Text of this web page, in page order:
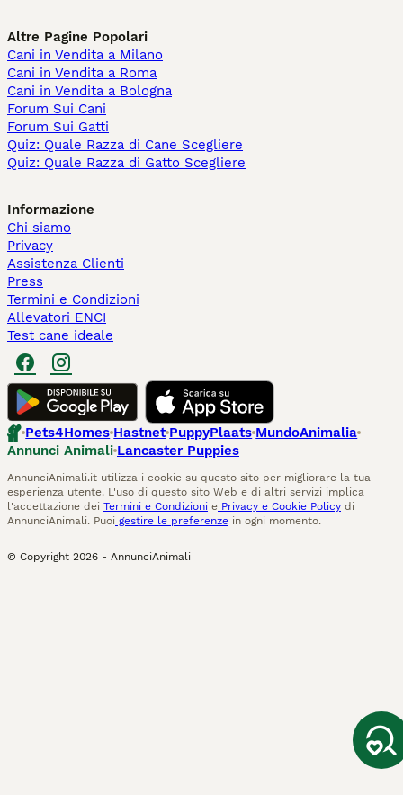
Altre Pagine Popolari
Cani in Vendita a Milano
Cani in Vendita a Roma
Cani in Vendita a Bologna
Forum Sui Cani
Forum Sui Gatti
Quiz: Quale Razza di Cane Scegliere
Quiz: Quale Razza di Gatto Scegliere
Informazione
Chi siamo
Privacy
Assistenza Clienti
Press
Termini e Condizioni
Allevatori ENCI
Test cane ideale
Pets4Homes Hastnet PuppyPlaats MundoAnimalia
Annunci Animali Lancaster Puppies
AnnunciAnimali.it utilizza i cookie su questo sito per migliorare la tua
esperienza utente. L'uso di questo sito Web e di altri servizi implica
l'accettazione dei Termini e Condizioni e Privacy e Cookie Policy di
AnnunciAnimali. Puoi gestire le preferenze in ogni momento.
© Copyright 2026 - AnnunciAnimali